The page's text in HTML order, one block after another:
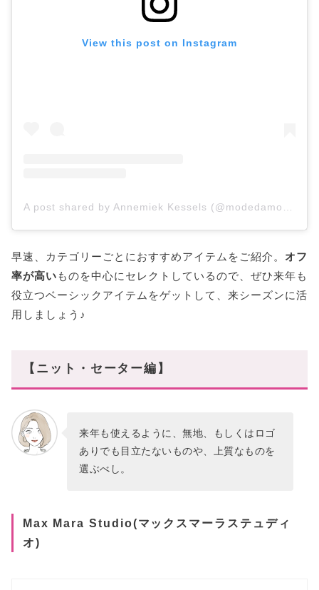
【マフラー・ストール編】
Ganni(ガニー)
Anya Hindmarch(アニヤハインドマーチ)
セール期間は上質アイテムをお得にGET!
View this post on Instagram
早速、カテゴリーごとにおすすめアイテムをご紹介。 オフ
率が高い ものを中心にセレクトしているので、ぜひ来年も
役立つベーシックアイテムをゲットして、来シーズンに活
用しましょう♪
【ニット・セーター編】
来年も使えるように、無地、もしくはロゴ
ありでも目立たないものや、上質なものを
選ぶべし。
Max Mara Studio(マックスマーラステュディ
オ)